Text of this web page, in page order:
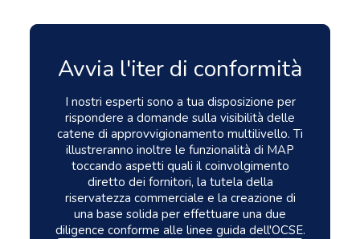
Avvia l'iter di conformità
I nostri esperti sono a tua disposizione per
rispondere a domande sulla visibilità delle
catene di approvvigionamento multilivello. Ti
illustreranno inoltre le funzionalità di MAP
toccando aspetti quali il coinvolgimento
diretto dei fornitori, la tutela della
riservatezza commerciale e la creazione di
una base solida per effettuare una due
diligence conforme alle linee guida dell'OCSE.